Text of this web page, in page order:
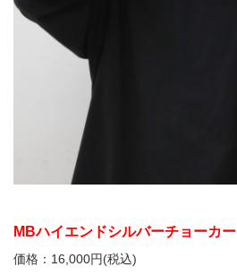
MBハイエンドシルバーチョーカー
価格：16,000円(税込)